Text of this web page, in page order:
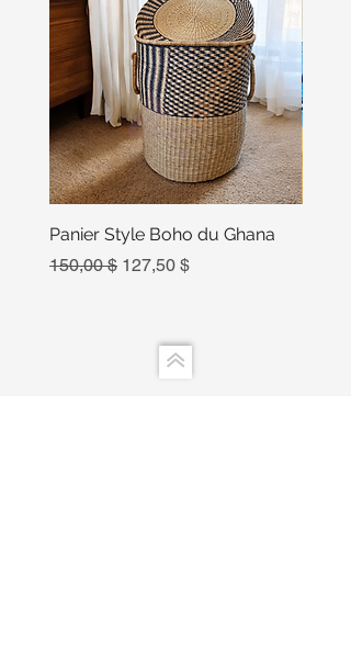
Panier Style Boho du Ghana
Prix original
150,00 $ Prix promotionnel
127,50 $